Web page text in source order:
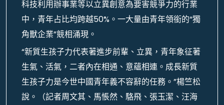
科技利用辦事業等以立異創意為要害競爭力的行業
中，青年占比均跨越50%。一大量由青年領銜的“獨
角獸企業”競相涌現。
“新質生孩子力代表著進步前輩、立異，青年象征著
生氣、活氣，二者內在相通、意蘊相連。成長新質
生孩子力是今世中國青年義不容辭的任務。”楊竺松
說。（記者周文其、馬悵然、駱飛、張玉潔、汪海